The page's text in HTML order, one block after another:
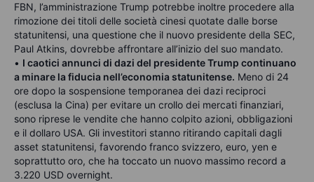
FBN, l’amministrazione Trump potrebbe inoltre procedere alla
rimozione dei titoli delle società cinesi quotate dalle borse
statunitensi, una questione che il nuovo presidente della SEC,
Paul Atkins, dovrebbe affrontare all’inizio del suo mandato.
• I caotici annunci di dazi del presidente Trump continuano
a minare la fiducia nell’economia statunitense. Meno di 24
ore dopo la sospensione temporanea dei dazi reciproci
(esclusa la Cina) per evitare un crollo dei mercati finanziari,
sono riprese le vendite che hanno colpito azioni, obbligazioni
e il dollaro USA. Gli investitori stanno ritirando capitali dagli
asset statunitensi, favorendo franco svizzero, euro, yen e
soprattutto oro, che ha toccato un nuovo massimo record a
3.220 USD overnight.